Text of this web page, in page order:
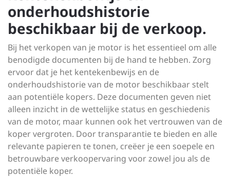
onderhoudshistorie
beschikbaar bij de verkoop.
Bij het verkopen van je motor is het essentieel om alle
benodigde documenten bij de hand te hebben. Zorg
ervoor dat je het kentekenbewijs en de
onderhoudshistorie van de motor beschikbaar stelt
aan potentiële kopers. Deze documenten geven niet
alleen inzicht in de wettelijke status en geschiedenis
van de motor, maar kunnen ook het vertrouwen van de
koper vergroten. Door transparantie te bieden en alle
relevante papieren te tonen, creëer je een soepele en
betrouwbare verkoopervaring voor zowel jou als de
potentiële koper.